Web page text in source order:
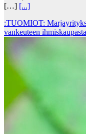
[…] [...]
:TUOMIOT:
vankeuteen ihmiskaupasta